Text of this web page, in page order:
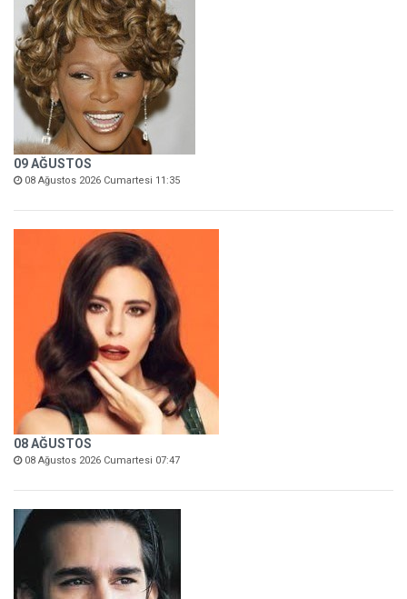
09 AĞUSTOS
08 Ağustos 2026 Cumartesi 11:35
08 AĞUSTOS
08 Ağustos 2026 Cumartesi 07:47